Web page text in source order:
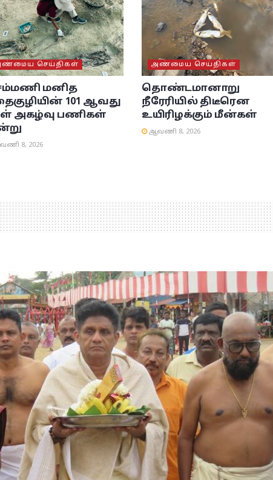
செய்திகள்
மனித
101 ஆவது
அகழ்வு பணிகள்
8, 2026
அண்மைய செய்திகள்
தொண்டமானாறு
நீரேரியில் திடீரென
உயிரிழக்கும் மீன்கள்
ஆவணி 8, 2026